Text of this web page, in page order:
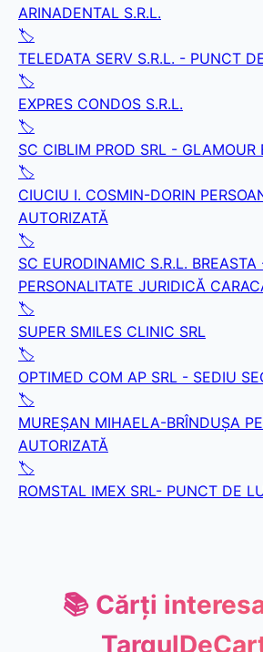
ARINADENTAL S.R.L.
🏷️
TELEDATA SERV S.R.L. - PUNCT
🏷️
EXPRES CONDOS S.R.L.
🏷️
SC CIBLIM PROD SRL - GLAMOUR
🏷️
CIUCIU I. COSMIN-DORIN
AUTORIZATĂ
🏷️
SC EURODINAMIC S.R.L.
PERSONALITATE JURIDICĂ
🏷️
SUPER SMILES CLINIC SRL
🏷️
OPTIMED COM AP SRL - SEDIU
🏷️
MUREŞAN MIHAELA-BRÎNDUŞA
AUTORIZATĂ
🏷️
ROMSTAL IMEX SRL- PUNCT DE
📚 Cărți